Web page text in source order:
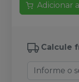
Adicionar
Calcule